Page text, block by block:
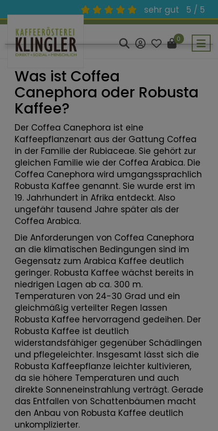
sehr gut 5 / 5
0
Was ist Coffea
Canephora oder Robusta
Kaffee?
Der Coffea Canephora ist eine
Kaffeepflanzenart aus der Gattung Coffea
in der Familie der Rubiaceae. Sie gehört zur
gleichen Familie wie der Coffea Arabica. Die
Coffea Canephora wird umgangssprachlich
Robusta Kaffee genannt. Sie wurde erst im
19. Jahrhundert in Afrika entdeckt. Also
ungefähr tausend Jahre später als der
Coffea Arabica.
Die Anforderungen von Coffea Canephora
an die klimatischen Bedingungen sind im
Gegensatz zum Arabica Kaffee deutlich
geringer. Robusta Kaffee wächst bereits in
niedrigen Lagen ab ca. 300 m.
Temperaturen von 24-30 Grad und ein
gleichmäßig verteilter Regen lassen
Robusta Kaffee hervorragend gedeihen. Der
Robusta Kaffee ist deutlich
widerstandsfähiger gegenüber Schädlingen
und pflegeleichter. Insgesamt lässt sich die
Robusta Kaffeepflanze leichter kultivieren,
da sie höhere Temperaturen und auch
direkte Sonneneinstrahlung verträgt. Gerade
das Entfallen von Schattenbäumen macht
den Anbau von Robusta Kaffee deutlich
unkomplizierter.